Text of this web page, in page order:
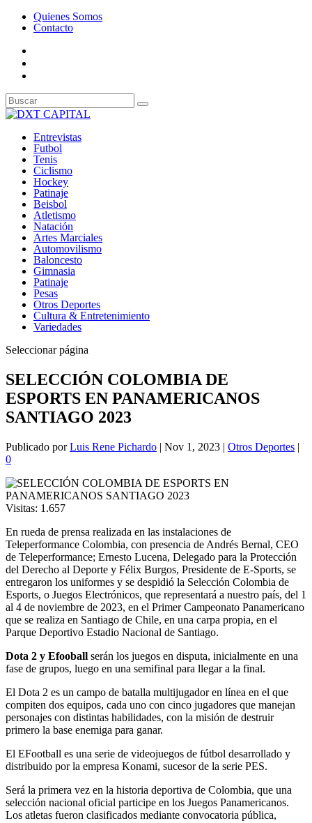
Quienes Somos
Contacto
Entrevistas
Futbol
Tenis
Ciclismo
Hockey
Patinaje
Beisbol
Atletismo
Natación
Artes Marciales
Automovilismo
Baloncesto
Gimnasia
Patinaje
Pesas
Otros Deportes
Cultura & Entretenimiento
Variedades
Seleccionar página
SELECCIÓN COLOMBIA DE
ESPORTS EN PANAMERICANOS
SANTIAGO 2023
Publicado porLuis Rene Pichardo | Nov 1, 2023 | Otros Deportes |
0
Visitas: 1.657
En rueda de prensa realizada en las instalaciones de
Teleperformance Colombia, con presencia de Andrés Bernal, CEO
de Teleperformance; Ernesto Lucena, Delegado para la Protección
del Derecho al Deporte y Félix Burgos, Presidente de E-Sports, se
entregaron los uniformes y se despidió la Selección Colombia de
Esports, o Juegos Electrónicos, que representará a nuestro país, del 1
al 4 de noviembre de 2023, en el Primer Campeonato Panamericano
que se realiza en Santiago de Chile, en una carpa propia, en el
Parque Deportivo Estadio Nacional de Santiago.
Dota 2 y Efooball serán los juegos en disputa, inicialmente en una
fase de grupos, luego en una semifinal para llegar a la final.
El Dota 2 es un campo de batalla multijugador en línea en el que
compiten dos equipos, cada uno con cinco jugadores que manejan
personajes con distintas habilidades, con la misión de destruir
primero la base enemiga para ganar.
El EFootball es una serie de videojuegos de fútbol desarrollado y
distribuido por la empresa Konami, sucesor de la serie PES.
Será la primera vez en la historia deportiva de Colombia, que una
selección nacional oficial participe en los Juegos Panamericanos.
Los atletas fueron clasificados mediante convocatoria pública,